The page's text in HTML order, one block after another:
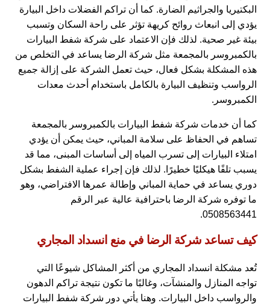
البكتيريا والجراثيم الضارة. كما أن تراكم الفضلات داخل البيارة
يؤدي إلى انبعاث روائح كريهة تؤثر على راحة السكان وتسبب
بيئة غير صحية. لذلك فإن الاعتماد على شركة شفط البيارات
بالكمبروسر بالمجمعة مثل شركة الرضا يساعد في التخلص من
هذه المشكلة بشكل فعال، حيث تعمل الشركة على إزالة جميع
الرواسب وتنظيف البيارة بالكامل باستخدام أحدث معدات
الكمبروسر.
كما أن خدمات شركة شفط البيارات بالكمبروسر بالمجمعة
تساهم في الحفاظ على سلامة المباني، حيث يمكن أن يؤدي
امتلاء البيارات إلى تسرب المياه إلى أساسات المبنى، مما قد
يسبب تلفًا هيكليًا خطيرًا. لذلك فإن إجراء عملية الشفط بشكل
دوري يساعد في حماية المباني وإطالة عمرها الافتراضي، وهو
ما توفره شركة الرضا باحترافية عالية عبر الرقم
0508563441.
كيف تساعد شركة الرضا في منع انسداد المجاري
تُعد مشكلة انسداد المجاري من أكثر المشاكل شيوعًا التي
تواجه المنازل والمنشآت، وغالبًا ما تكون نتيجة تراكم الدهون
والرواسب داخل البيارات. وهنا يأتي دور شركة شفط البيارات